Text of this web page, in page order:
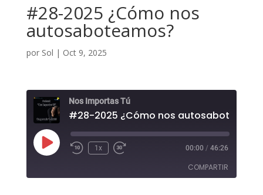
#28-2025 ¿Cómo nos
autosaboteamos?
por Sol | Oct 9, 2025
Nos Importas Tú
#28-2025 ¿Cómo nos
Reproducir
episodio
1x 00:00 / 46:26
COMPARTIR